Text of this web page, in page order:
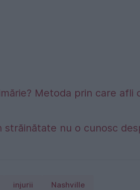
Metoda prin care
străinătate nu o cunosc
injurii Nashville